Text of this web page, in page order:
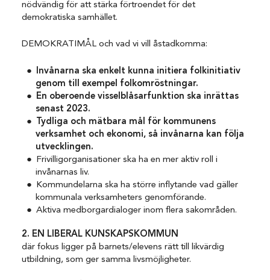
nödvändig för att stärka förtroendet för det
demokratiska samhället.
DEMOKRATIMÅL och vad vi vill åstadkomma:
Invånarna ska enkelt kunna initiera folkinitiativ
genom till exempel folkomröstningar.
En oberoende visselblåsarfunktion ska inrättas
senast 2023.
Tydliga och mätbara mål för kommunens
verksamhet och ekonomi, så invånarna kan följa
utvecklingen.
Frivilligorganisationer ska ha en mer aktiv roll i
invånarnas liv.
Kommundelarna ska ha större inflytande vad gäller
kommunala verksamheters genomförande.
Aktiva medborgardialoger inom flera sakområden.
2. EN LIBERAL KUNSKAPSKOMMUN
där fokus ligger på barnets/elevens rätt till likvärdig
utbildning, som ger samma livsmöjligheter.